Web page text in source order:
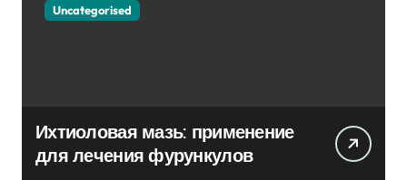
Uncategorised
Ихтиоловая мазь: применение
для лечения фурункулов